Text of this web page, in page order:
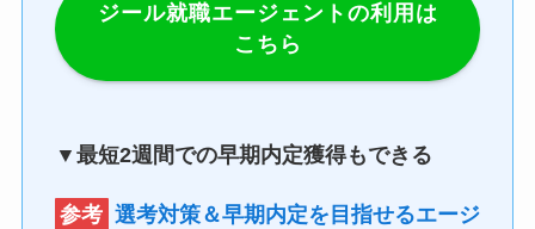
ジール就職エージェントの利用は
こちら
▼最短2週間での早期内定獲得もできる
参考 選考対策＆早期内定を目指せるエージ